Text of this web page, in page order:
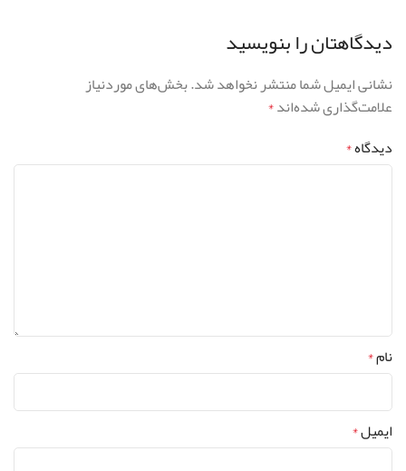
دیدگاهتان را بنویسید
نشانی ایمیل شما منتشر نخواهد شد.بخش‌های موردنیاز
علامت‌گذاری شده‌اند*
دیدگاه*
نام*
ایمیل*